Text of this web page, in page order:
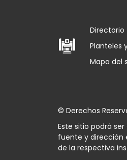
Directorio
Planteles
Mapa del
© Derechos
Este sitio podrá
fuente y dirección
de la respectiva